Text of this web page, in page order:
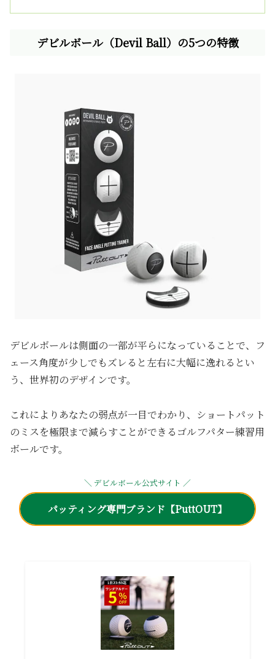
デビルボール（Devil Ball）の5つの特徴
デビルボールは側面の一部が平らになっていることで、フ
ェース角度が少しでもズレると左右に大幅に逸れるとい
う、世界初のデザインです。
これによりあなたの弱点が一目でわかり、ショートパット
のミスを極限まで減らすことができるゴルフパター練習用
ボールです。
＼ デビルボール公式サイト ／
パッティング専門ブランド【PuttOUT】